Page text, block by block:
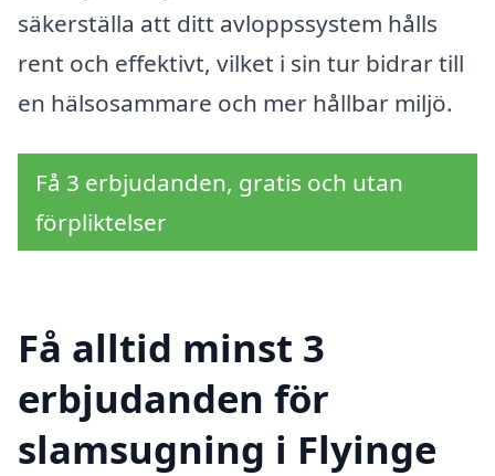
säkerställa att ditt avloppssystem hålls
rent och effektivt, vilket i sin tur bidrar till
en hälsosammare och mer hållbar miljö.
Få 3 erbjudanden, gratis och utan
förpliktelser
Få alltid minst 3
erbjudanden för
slamsugning i Flyinge